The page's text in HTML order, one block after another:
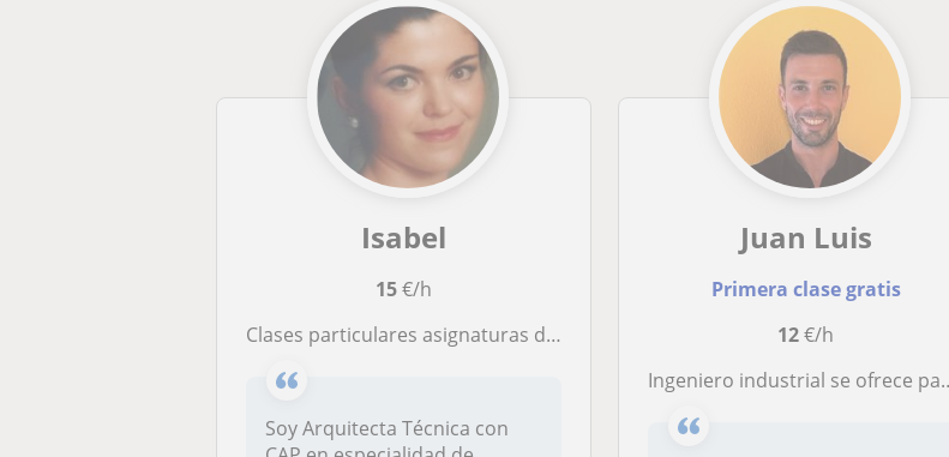
Isabel
15€/h
Clases particulares asignaturas de ciencias para niveles Primaria, Secundaria y Bachillerato
Soy Arquitecta Técnica con
Juan Luis
Primera clase gratis
12€/h
Ingeniero industrial se ofrece para dar clases de refuerzo de matemáticas y seguimiento personalizado